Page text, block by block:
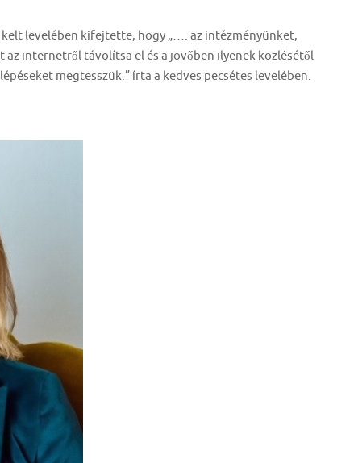
kelt levelében kifejtette, hogy „…. az intézményünket,
internetről távolítsa el és a jövőben ilyenek közlésétől
megtesszük.” írta a kedves pecsétes levelében.